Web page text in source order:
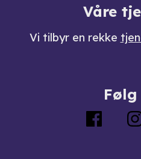
Våre
Vi tilbyr en rekke
Følg